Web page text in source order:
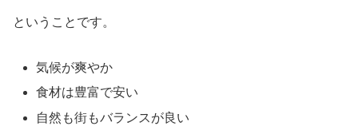
ということです。
気候が爽やか
食材は豊富で安い
自然も街もバランスが良い